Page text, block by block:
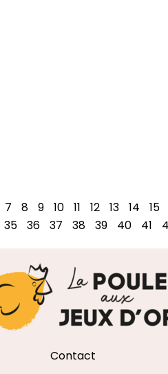
7 8 9 10 11 12 13 14 15
35 36 37 38 39 40 41
Contact